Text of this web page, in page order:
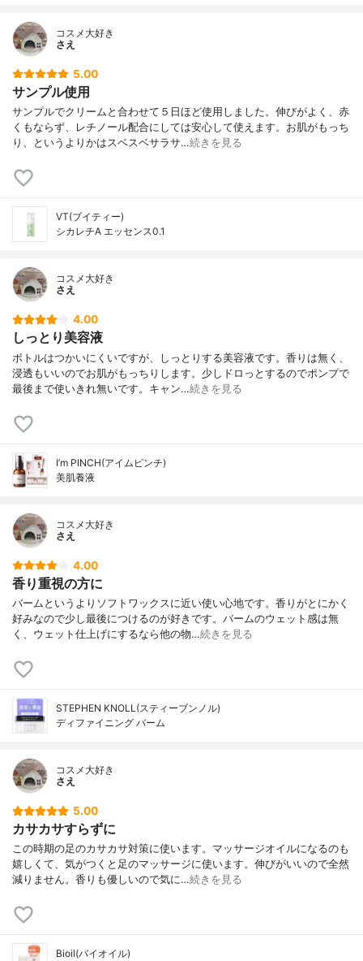
コスメ大好き
さえ
5.00
サンプル使用
サンプルでクリームと合わせて５日ほど使用しました。伸びがよく、赤
くもならず、レチノール配合にしては安心して使えます。お肌がもっち
り、というよりかはスベスベサラサ…続きを見る
VT(ブイティー)
シカレチA エッセンス0.1
コスメ大好き
さえ
4.00
しっとり美容液
ボトルはつかいにくいですが、しっとりする美容液です。香りは無く、
浸透もいいのでお肌がもっちりします。少しドロっとするのでポンプで
最後まで使いきれ無いです。キャン…続きを見る
I’m PINCH(アイムピンチ)
美肌養液
コスメ大好き
さえ
4.00
香り重視の方に
バームというよりソフトワックスに近い使い心地です。香りがとにかく
好みなので少し最後につけるのが好きです。バームのウェット感は無
く、ウェット仕上げにするなら他の物…続きを見る
STEPHEN KNOLL(スティーブンノル)
ディファイニング バーム
コスメ大好き
さえ
5.00
カサカサすらずに
この時期の足のカサカサ対策に使います。マッサージオイルになるのも
嬉しくて、気がつくと足のマッサージに使います。伸びがいいので全然
減りません。香りも優しいので気に…続きを見る
Bioil(バイオイル)